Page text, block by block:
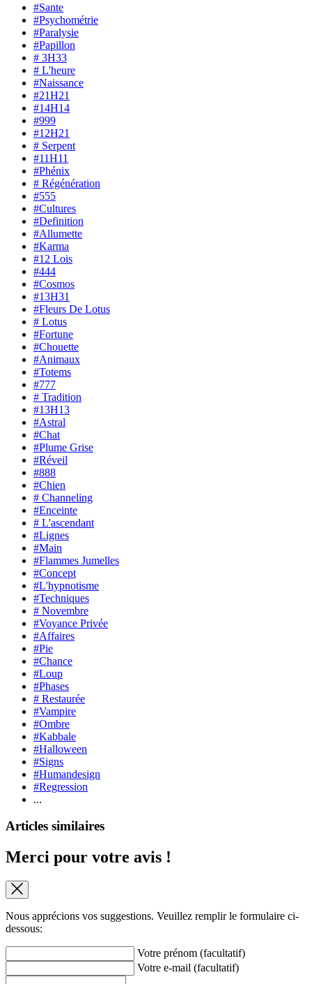
#Sante
#Psychométrie
#Paralysie
#Papillon
# 3H33
# L'heure
#Naissance
#21H21
#14H14
#999
#12H21
# Serpent
#11H11
#Phénix
# Régénération
#555
#Cultures
#Definition
#Allumette
#Karma
#12 Lois
#444
#Cosmos
#13H31
#Fleurs De Lotus
# Lotus
#Fortune
#Chouette
#Animaux
#Totems
#777
# Tradition
#13H13
#Astral
#Chat
#Plume Grise
#Réveil
#888
#Chien
# Channeling
#Enceinte
# L'ascendant
#Lignes
#Main
#Flammes Jumelles
#Concept
#L'hypnotisme
#Techniques
# Novembre
#Voyance Privée
#Affaires
#Pie
#Chance
#Loup
#Phases
# Restaurée
#Vampire
#Ombre
#Kabbale
#Halloween
#Signs
#Humandesign
#Regression
...
Articles similaires
Merci pour votre avis !
Nous apprécions vos suggestions. Veuillez remplir le formulaire ci-
dessous:
Votre prénom (facultatif)
Votre e-mail (facultatif)